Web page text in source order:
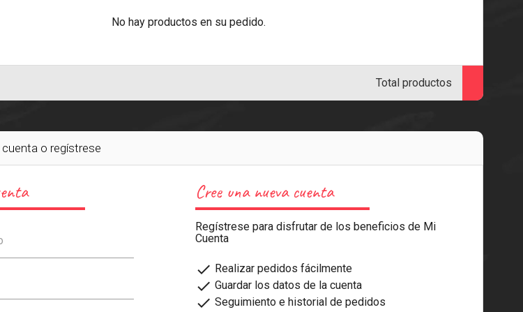
No hay productos en su pedido.
Total productos
o regístrese
Cree una nueva cuenta
Regístrese para disfrutar de los beneficios de Mi
Cuenta
done Realizar pedidos fácilmente
done Guardar los datos de la cuenta
done Seguimiento e historial de pedidos